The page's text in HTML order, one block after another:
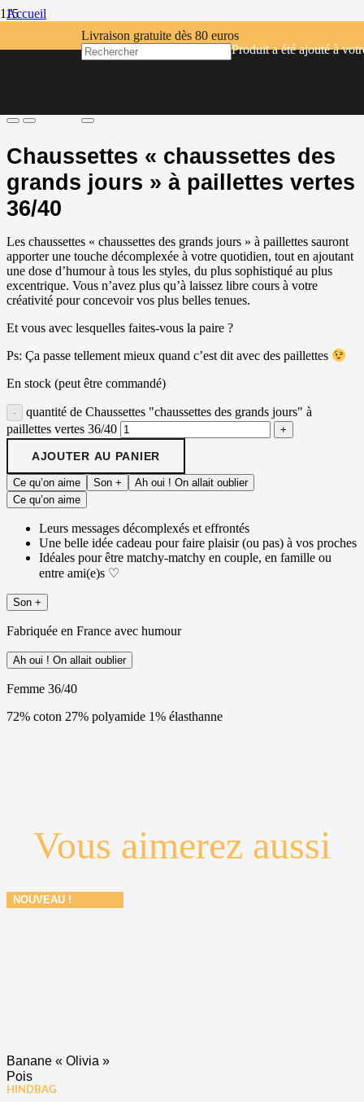
Livraison gratuite dès 80 euros
Produita été ajouté à
Accueil
Chaussettes « chaussettes des
grands jours » à paillettes vertes
36/40
Les chaussettes « chaussettes des grands jours » à paillettes sauront
apporter une touche décomplexée à votre quotidien, tout en ajoutant
une dose d’humour à tous les styles, du plus sophistiqué au plus
excentrique. Vous n’avez plus qu’à laissez libre cours à votre
créativité pour concevoir vos plus belles tenues.
Et vous avec lesquelles faites-vous la paire ?
Ps: Ça passe tellement mieux quand c’est dit avec des paillettes
En stock (peut être commandé)
quantité de Chaussettes "chaussettes des grands jours" à
paillettes vertes 36/40
AJOUTER AU PANIER
Ce qu’on aime Son +
Ah oui ! On allait oublier
Ce qu’on aime
Leurs messages décomplexés et effrontés
Une belle idée cadeau pour faire plaisir (ou pas) à vos proches
Idéales pour être matchy-matchy en couple, en famille ou
entre ami(e)s ♡
Son +
Fabriquée en France avec humour
Ah oui ! On allait oublier
Femme 36/40
72% coton 27% polyamide 1% élasthanne
Vous aimerez aussi
NOUVEAU !
Banane « Olivia »
Pois
HINDBAG